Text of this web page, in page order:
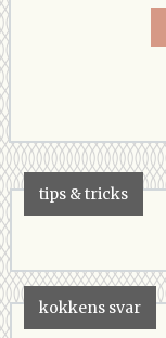
tips & tricks
kokkens svar